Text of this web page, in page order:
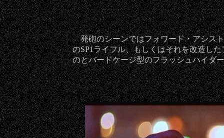
発砲のシーンではフォワード・アシス
のSP1ライフル、もしくはそれを改造し
のとバードケージ型のフラッシュハイダ